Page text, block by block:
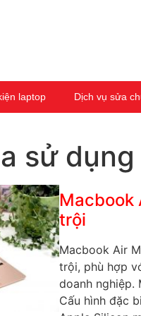
laptop Dịch vụ sửa
sử dụng
Macbook
trội
Macbook Air
trội, phù hợp
doanh nghiệp.
Cấu hình đặc